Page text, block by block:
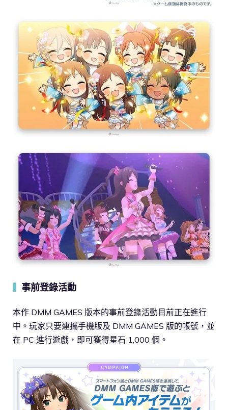
事前登錄活動
本作 DMM GAMES 版本的事前登錄活動目前正在進行
中。玩家只要連攜手機版及 DMM GAMES 版的帳號，並
在 PC 進行遊戲，即可獲得星石 1,000 個。